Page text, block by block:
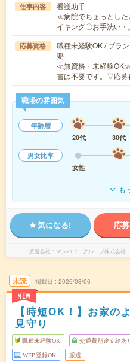
仕事内容
看護助手
≪病院でちょっとし
イキング〇お手洗い
応募資格
職種未経験OK / ブラ
要
≪無資格・未経験
書は不要です。▽応
職場の雰囲気
年齢層
20代
30代
男女比率
女性
も
気になる! 応
派遣会社 マンパワーグループ株式会
未読
NEW
掲載日 2026/08/06
【時短OK！】お家の
見守り
職種未経験OK 交通費別途支給あ
WEB登録OK 派遣